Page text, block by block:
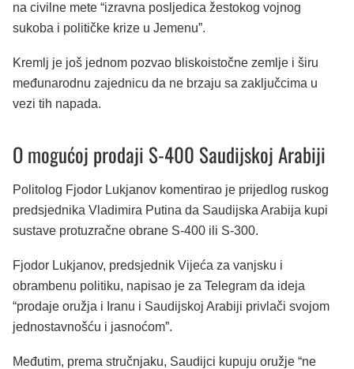
na civilne mete “izravna posljedica žestokog vojnog
sukoba i političke krize u Jemenu”.
Kremlj je još jednom pozvao bliskoistočne zemlje i širu
međunarodnu zajednicu da ne brzaju sa zaključcima u
vezi tih napada.
O mogućoj prodaji S-400 Saudijskoj Arabiji
Politolog Fjodor Lukjanov komentirao je prijedlog ruskog
predsjednika Vladimira Putina da Saudijska Arabija kupi
sustave protuzračne obrane S-400 ili S-300.
Fjodor Lukjanov, predsjednik Vijeća za vanjsku i
obrambenu politiku, napisao je za Telegram da ideja
“prodaje oružja i Iranu i Saudijskoj Arabiji privlači svojom
jednostavnošću i jasnoćom”.
Međutim, prema stručnjaku, Saudijci kupuju oružje “ne